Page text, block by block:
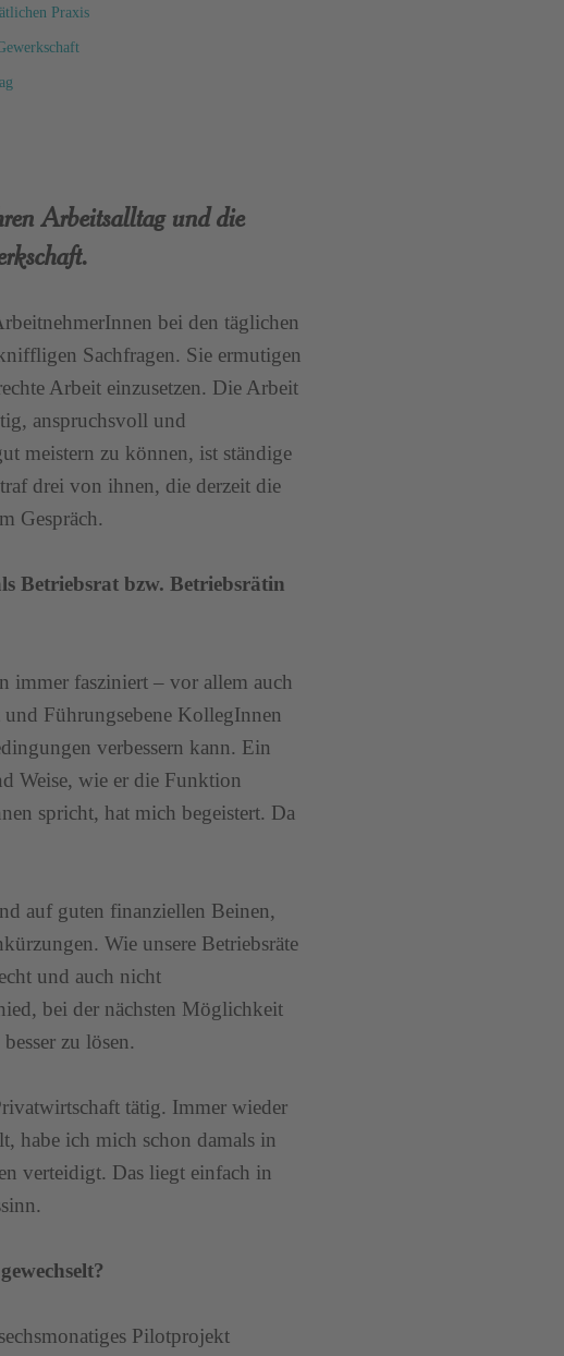
Praxis
Arbeitsalltag und die
bei den täglichen
Sachfragen. Sie ermutigen
Arbeit einzusetzen. Die Arbeit
anspruchsvoll und
meistern zu können, ist ständige
drei von ihnen, die derzeit die
Gespräch.
Betriebsrat bzw. Betriebsrätin
immer fasziniert – vor allem auch
Führungsebene KollegInnen
verbessern kann. Ein
Weise, wie er die Funktion
spricht, hat mich begeistert. Da
auf guten finanziellen Beinen,
Wie unsere Betriebsräte
und auch nicht
bei der nächsten Möglichkeit
zu lösen.
tätig. Immer wieder
habe ich mich schon damals in
verteidigt. Das liegt einfach in
Pilotprojekt